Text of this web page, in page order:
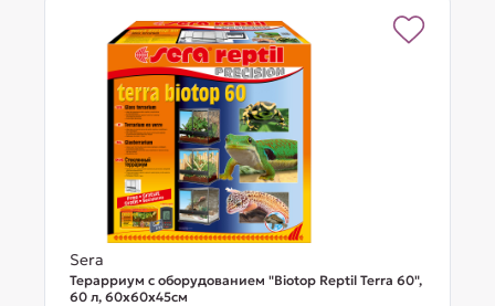
Sera
Терарриум с оборудованием "Biotop Reptil Terra 60",
60 л, 60x60x45cм